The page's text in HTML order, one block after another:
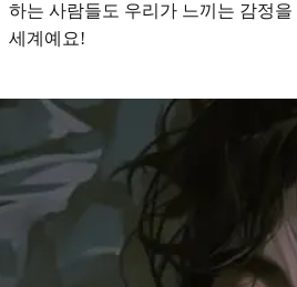
하는 사람들도 우리가 느끼는 감정
세계예요!